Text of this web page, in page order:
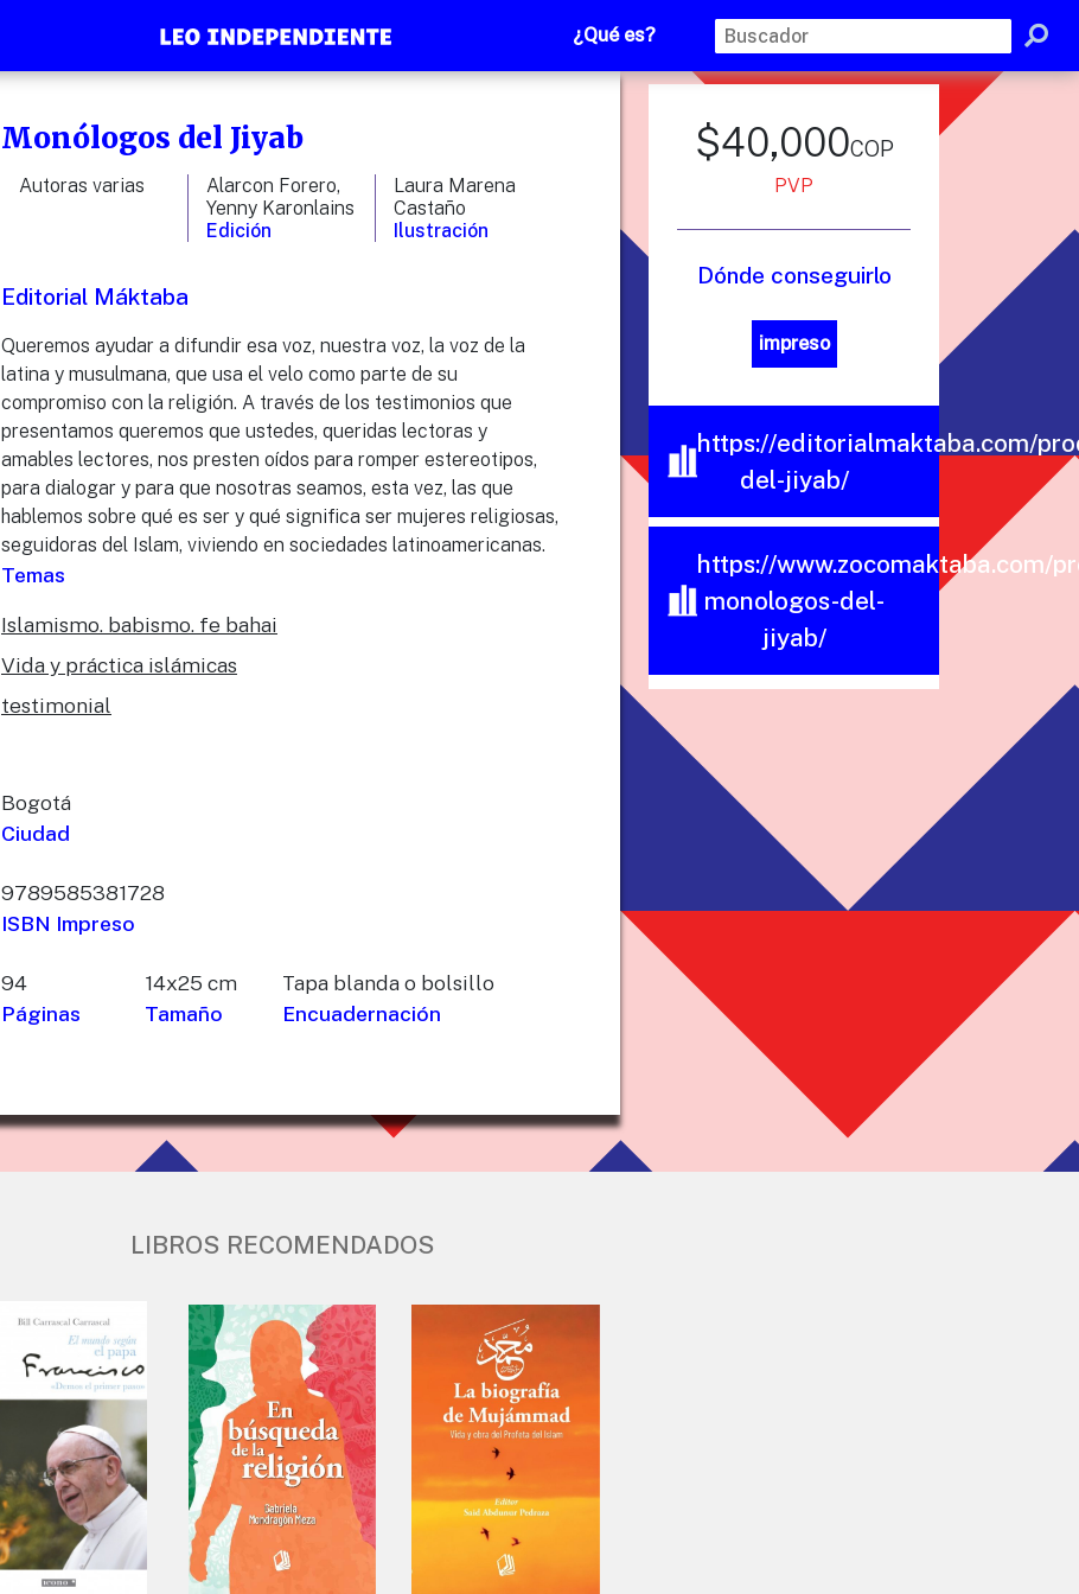
¿Qué es?
Monólogos del Jiyab
Autoras varias
Alarcon Forero,
Yenny Karonlains
Edición
Laura Marena
Castaño
Ilustración
Editorial Máktaba
Queremos ayudar a difundir esa voz, nuestra voz, la voz de la
latina y musulmana, que usa el velo como parte de su
compromiso con la religión. A través de los testimonios que
presentamos queremos que ustedes, queridas lectoras y
amables lectores, nos presten oídos para romper estereotipos,
para dialogar y para que nosotras seamos, esta vez, las que
hablemos sobre qué es ser y qué significa ser mujeres religiosas,
seguidoras del Islam, viviendo en sociedades latinoamericanas.
Temas
Islamismo. babismo. fe bahai
Vida y práctica islámicas
testimonial
Bogotá
Ciudad
9789585381728
ISBN Impreso
94
Páginas
14x25 cm
Tamaño
Tapa blanda o bolsillo
Encuadernación
$40,000cop
PVP
Dónde conseguirlo
impreso
https://editorialmaktaba.com/
del-jiyab/
https://www.zocomaktaba.com/
monologos-del-
jiyab/
LIBROS RECOMENDADOS